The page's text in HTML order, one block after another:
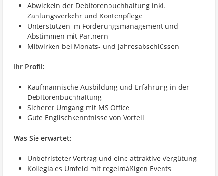
Abwickeln der Debitorenbuchhaltung inkl.
Zahlungsverkehr und Kontenpflege
Unterstützen im Forderungsmanagement und
Abstimmen mit Partnern
Mitwirken bei Monats- und Jahresabschlüssen
Ihr Profil:
Kaufmännische Ausbildung und Erfahrung in der
Debitorenbuchhaltung
Sicherer Umgang mit MS Office
Gute Englischkenntnisse von Vorteil
Was Sie erwartet:
Unbefristeter Vertrag und eine attraktive Vergütung
Kollegiales Umfeld mit regelmäßigen Events